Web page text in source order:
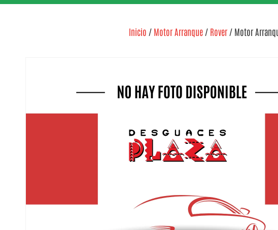
Inicio / Motor Arranque/ Rover/ Motor